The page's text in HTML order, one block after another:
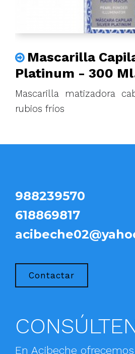
Mascarilla
Platinum - 300
Mascarilla matizadora
rubios fríos
988239570
618869817
Contactar
En Acibeche